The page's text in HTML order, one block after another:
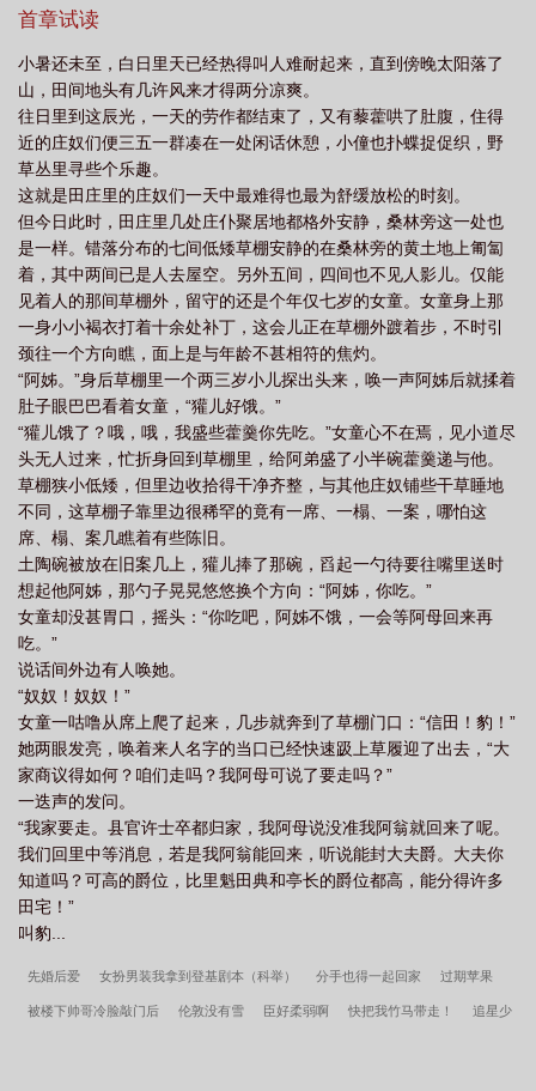
txt 西汉种田日常by随云溪 西汉种田日常更新txt 西汉种田日常txt200
汉种田日常261章 西汉种田日常免费阅读 西汉种田日常全文免费阅读 西汉
种田日常随云溪笔趣阁 西汉种田日常随云溪讲的什么 西汉种田日常txt百
度 西汉种田日常晋江
度 西汉种田日常201随云溪 西汉种田日常 随云溪
得如何？咱们走吗？我阿母可说了要走吗？”一迭声的发问。——讲
布的“释奴诏”受益者，重新恢复良籍成为庶民，重返家乡将生活撑持
起来的故事。也是汉初长安百姓生活图景的一个呈现。这次尝试不
架空，母女双主角、双视角，角色卡设置不了，在这里增补说明。
前几章因有许多秦汉相关的背景呈现，行文相对古意些，后续行文
会更趋轻松向，阅读不会觉得累。专栏完结文：《古代山居种田养
娃日常》
首章试读
小暑还未至，白日里天已经热得叫人难耐起来，直到傍晚太阳落了
山，田间地头有几许风来才得两分凉爽。
往日里到这辰光，一天的劳作都结束了，又有藜藿哄了肚腹，住得
近的庄奴们便三五一群凑在一处闲话休憩，小僮也扑蝶捉促织，野
草丛里寻些个乐趣。
这就是田庄里的庄奴们一天中最难得也最为舒缓放松的时刻。
但今日此时，田庄里几处庄仆聚居地都格外安静，桑林旁这一处也
是一样。错落分布的七间低矮草棚安静的在桑林旁的黄土地上匍匐
着，其中两间已是人去屋空。另外五间，四间也不见人影儿。仅能
见着人的那间草棚外，留守的还是个年仅七岁的女童。女童身上那
一身小小褐衣打着十余处补丁，这会儿正在草棚外踱着步，不时引
颈往一个方向瞧，面上是与年龄不甚相符的焦灼。
“阿姊。”身后草棚里一个两三岁小儿探出头来，唤一声阿姊后就揉着
肚子眼巴巴看着女童，“獾儿好饿。”
“獾儿饿了？哦，哦，我盛些藿羹你先吃。”女童心不在焉，见小道尽
头无人过来，忙折身回到草棚里，给阿弟盛了小半碗藿羹递与他。
草棚狭小低矮，但里边收拾得干净齐整，与其他庄奴铺些干草睡地
不同，这草棚子靠里边很稀罕的竟有一席、一榻、一案，哪怕这
席、榻、案几瞧着有些陈旧。
土陶碗被放在旧案几上，獾儿捧了那碗，舀起一勺待要往嘴里送时
想起他阿姊，那勺子晃晃悠悠换个方向：“阿姊，你吃。”
女童却没甚胃口，摇头：“你吃吧，阿姊不饿，一会等阿母回来再
吃。”
说话间外边有人唤她。
“奴奴！奴奴！”
女童一咕噜从席上爬了起来，几步就奔到了草棚门口：“信田！豹！”
她两眼发亮，唤着来人名字的当口已经快速趿上草履迎了出去，“大
家商议得如何？咱们走吗？我阿母可说了要走吗？”
一迭声的发问。
“我家要走。县官许士卒都归家，我阿母说没准我阿翁就回来了呢。
我们回里中等消息，若是我阿翁能回来，听说能封大夫爵。大夫你
知道吗？可高的爵位，比里魁田典和亭长的爵位都高，能分得许多
田宅！”
叫豹...
先婚后爱 女扮男装我拿到登基剧本（科举） 分手也得一起回家 过期苹果
被楼下帅哥冷脸敲门后 伦敦没有雪 臣好柔弱啊 快把我竹马带走！ 追星少